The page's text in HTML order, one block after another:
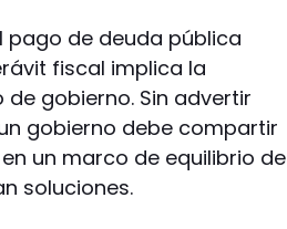
pago de deuda pública
fiscal implica la
gobierno. Sin advertir
gobierno debe compartir
un marco de equilibrio de
soluciones.